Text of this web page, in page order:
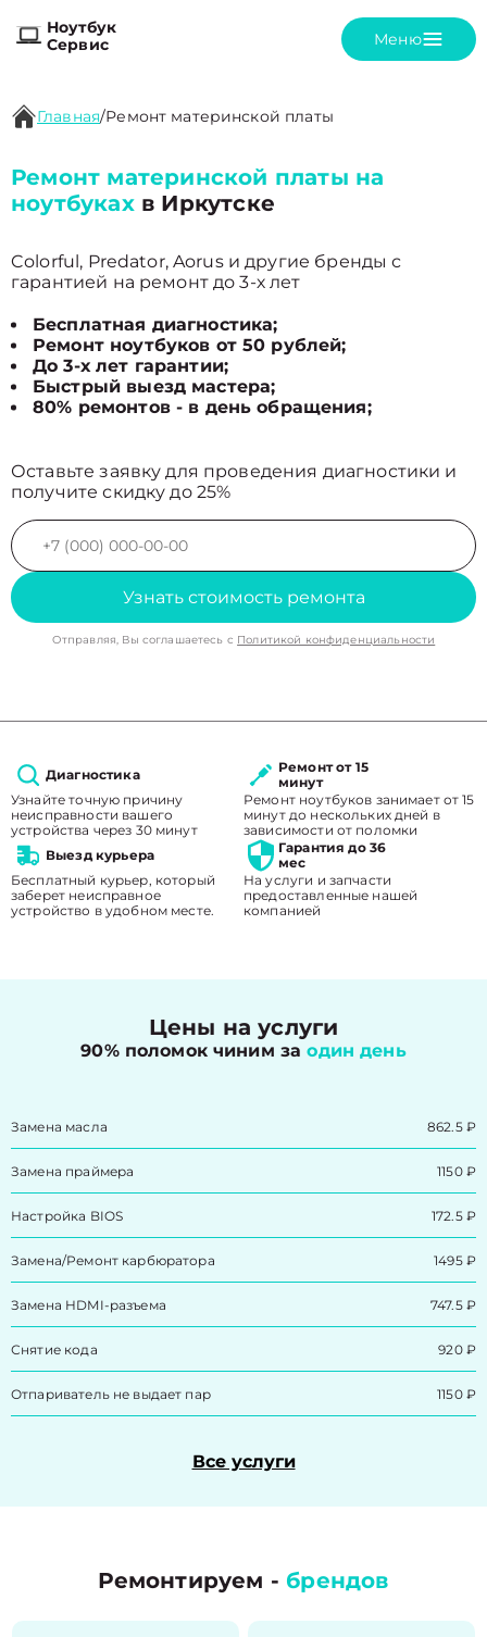
Ноутбук
Сервис
Меню
Главная/Ремонт материнской платы
Ремонт материнской платы на
ноутбукахв Иркутске
Colorful, Predator, Aorus и другие бренды с
гарантией на ремонт до 3-х лет
Бесплатная диагностика;
Ремонт ноутбуков от 50 рублей;
До 3-х лет гарантии;
Быстрый выезд мастера;
80% ремонтов - в день обращения;
Оставьте заявку для проведения диагностики и
получите скидку до 25%
Узнать стоимость ремонта
Отправляя, Вы соглашаетесь с Политикой конфиденциальности
Диагностика
Узнайте точную причину
неисправности вашего
устройства через 30 минут
Ремонт от 15
минут
Ремонт ноутбуков занимает от 15
минут до нескольких дней в
зависимости от поломки
Выезд курьера
Бесплатный курьер, который
заберет неисправное
устройство в удобном месте.
Гарантия до 36
мес
На услуги и запчасти
предоставленные нашей
компанией
Цены на услуги
90% поломок чиним заодин день
Замена масла 862.5 ₽
Замена праймера 1150 ₽
Настройка BIOS 172.5 ₽
Замена/Pемонт карбюратора 1495 ₽
Замена HDMI-разъема 747.5 ₽
Снятие кода 920 ₽
Отпариватель не выдает пар 1150 ₽
Все услуги
Ремонтируем - брендов